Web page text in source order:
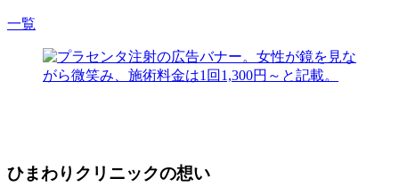
一覧
ひまわりクリニックの想い